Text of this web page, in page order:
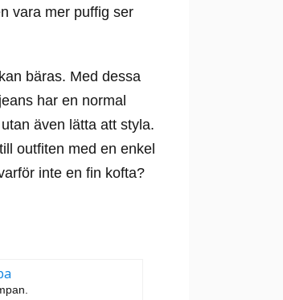
vara mer puffig ser
bäras. Med dessa
har en normal
även lätta att styla.
outfiten med en enkel
inte en fin kofta?